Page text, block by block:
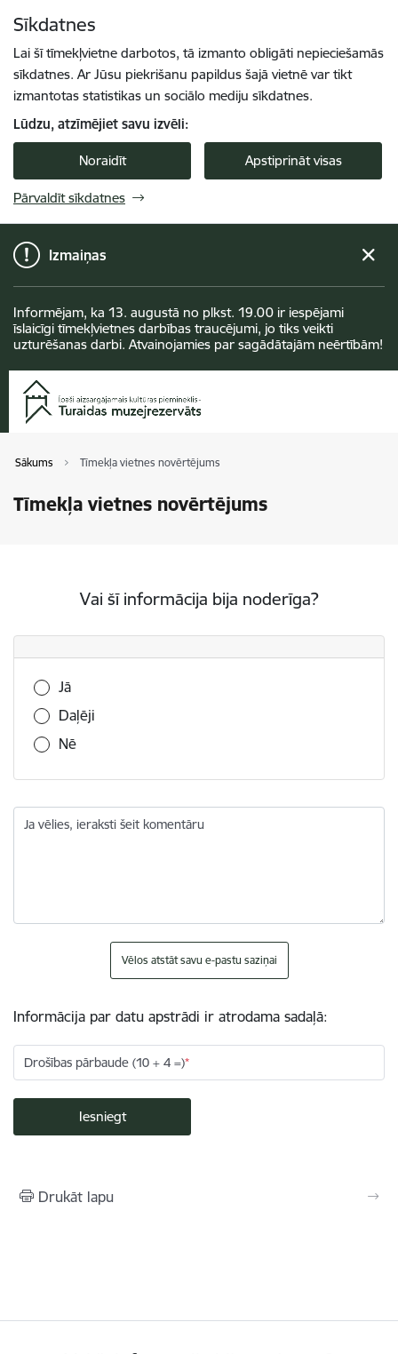
Sīkdatnes
Lai šī tīmekļvietne darbotos, tā izmanto obligāti nepieciešamās
sīkdatnes. Ar Jūsu piekrišanu papildus šajā vietnē var tikt
izmantotas statistikas un sociālo mediju sīkdatnes.
Lūdzu, atzīmējiet savu izvēli:
Noraidīt Apstiprināt visas
Pārvaldīt sīkdatnes
Izmaiņas
Informējam, ka 13. augustā no plkst. 19.00 ir iespējami
īslaicīgi tīmekļvietnes darbības traucējumi, jo tiks veikti
uzturēšanas darbi. Atvainojamies par sagādātajām neērtībām!
Sākums Tīmekļa vietnes novērtējums
Tīmekļa vietnes novērtējums
Vai šī informācija bija noderīga?
Vai šī informācija bija noderīga?
Jā
Daļēji
Nē
Ja vēlies, ieraksti šeit komentāru
Vēlos atstāt savu e-pastu saziņai
Informācija par datu apstrādi ir atrodama sadaļā:
Drošības pārbaude (10 + 4 =)
Drukāt lapu